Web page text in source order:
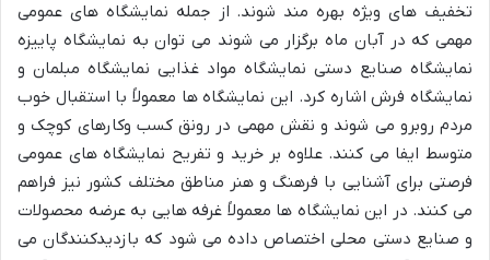
تخفیف های ویژه بهره مند شوند. از جمله نمایشگاه های عمومی
مهمی که در آبان ماه برگزار می شوند می توان به نمایشگاه پاییزه
نمایشگاه صنایع دستی نمایشگاه مواد غذایی نمایشگاه مبلمان و
نمایشگاه فرش اشاره کرد. این نمایشگاه ها معمولاً با استقبال خوب
مردم روبرو می شوند و نقش مهمی در رونق کسب وکارهای کوچک و
متوسط ایفا می کنند. علاوه بر خرید و تفریح نمایشگاه های عمومی
فرصتی برای آشنایی با فرهنگ و هنر مناطق مختلف کشور نیز فراهم
می کنند. در این نمایشگاه ها معمولاً غرفه هایی به عرضه محصولات
و صنایع دستی محلی اختصاص داده می شود که بازدیدکنندگان می